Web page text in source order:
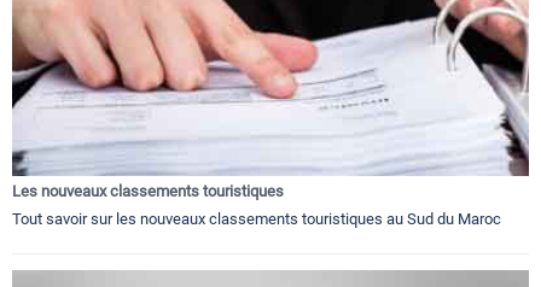
Les nouveaux classements touristiques
Tout savoir sur les nouveaux classements touristiques au Sud du Maroc